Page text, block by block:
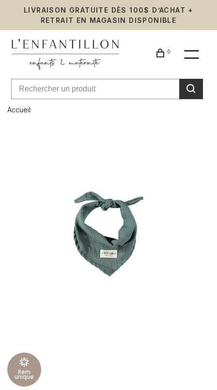
LIVRAISON GRATUITE DÈS 100$ D’ACHAT +
RETRAIT EN MAGASIN DISPONIBLE
0
Accueil
Item
unique